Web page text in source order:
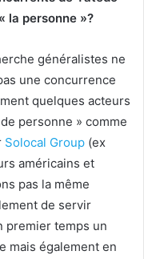
la personne »?
généralistes ne
une concurrence
quelques acteurs
personne » comme
Solocal Group (ex
américains et
pas la même
de servir
premier temps un
mais également en